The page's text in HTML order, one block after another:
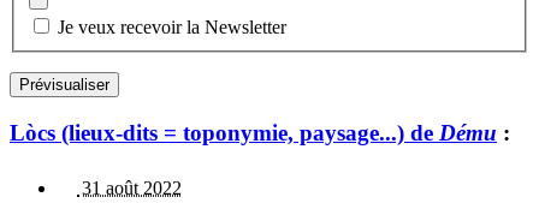
Je veux recevoir la Newsletter
Lòcs (lieux-dits = toponymie, paysage...) de Dému :
31 août 2022